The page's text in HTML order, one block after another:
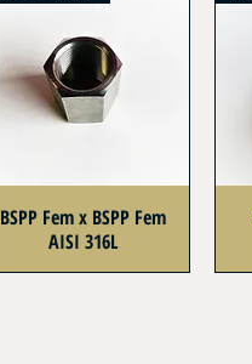
BSPP Fem x BSPP Fem
AISI 316L